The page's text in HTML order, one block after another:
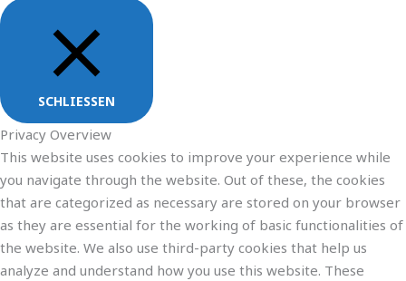
SCHLIESSEN
Privacy Overview
This website uses cookies to improve your experience while
you navigate through the website. Out of these, the cookies
that are categorized as necessary are stored on your browser
as they are essential for the working of basic functionalities of
the website. We also use third-party cookies that help us
analyze and understand how you use this website. These